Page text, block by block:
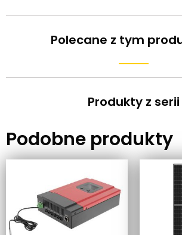
Polecane z tym
Produkty z serii
Podobne produkty